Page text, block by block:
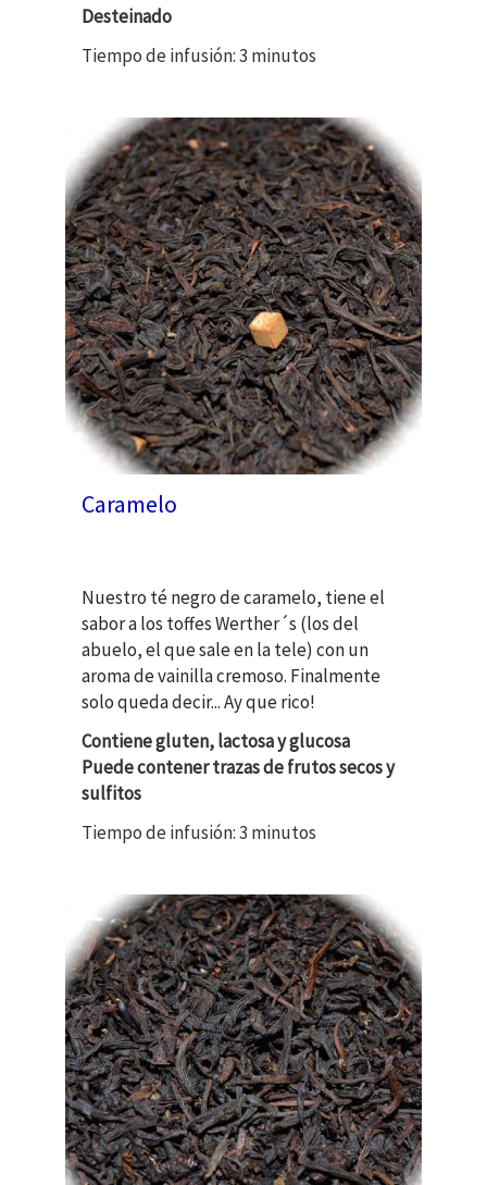
Desteinado
Tiempo de infusión: 3 minutos
Caramelo
Nuestro té negro de caramelo, tiene el
sabor a los toffes Werther´s (los del
abuelo, el que sale en la tele) con un
aroma de vainilla cremoso. Finalmente
solo queda decir... Ay que rico!
Contiene gluten, lactosa y glucosa
Puede contener trazas de frutos secos y
sulfitos
Tiempo de infusión: 3 minutos